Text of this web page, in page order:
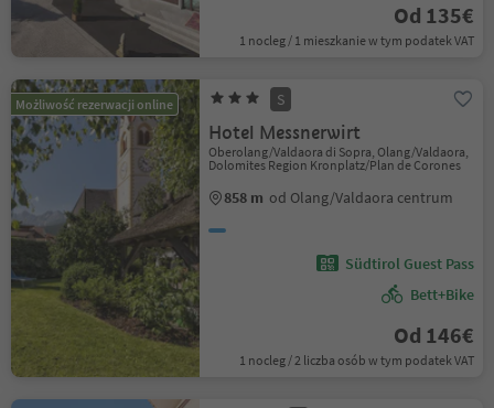
Od 135€
1 nocleg / 1 mieszkanie w tym podatek VAT
Możliwość rezerwacji online S
Hotel Messnerwirt
Oberolang/Valdaora di Sopra, Olang/Valdaora,
Dolomites Region Kronplatz/Plan de Corones
858 m od Olang/Valdaora centrum
Südtirol Guest Pass
Bett+Bike
Od 146€
1 nocleg / 2 liczba osób w tym podatek VAT